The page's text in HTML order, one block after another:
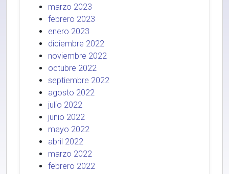
marzo 2023
febrero 2023
enero 2023
diciembre 2022
noviembre 2022
octubre 2022
septiembre 2022
agosto 2022
julio 2022
junio 2022
mayo 2022
abril 2022
marzo 2022
febrero 2022